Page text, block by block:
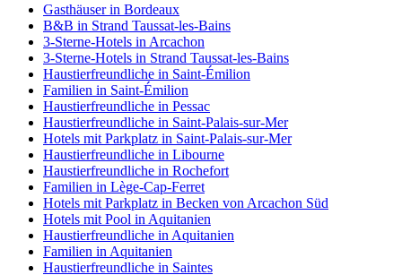
Gasthäuser in Bordeaux
B&B in Strand Taussat-les-Bains
3-Sterne-Hotels in Arcachon
3-Sterne-Hotels in Strand Taussat-les-Bains
Haustierfreundliche in Saint-Émilion
Familien in Saint-Émilion
Haustierfreundliche in Pessac
Haustierfreundliche in Saint-Palais-sur-Mer
Hotels mit Parkplatz in Saint-Palais-sur-Mer
Haustierfreundliche in Libourne
Haustierfreundliche in Rochefort
Familien in Lège-Cap-Ferret
Hotels mit Parkplatz in Becken von Arcachon Süd
Hotels mit Pool in Aquitanien
Haustierfreundliche in Aquitanien
Familien in Aquitanien
Haustierfreundliche in Saintes